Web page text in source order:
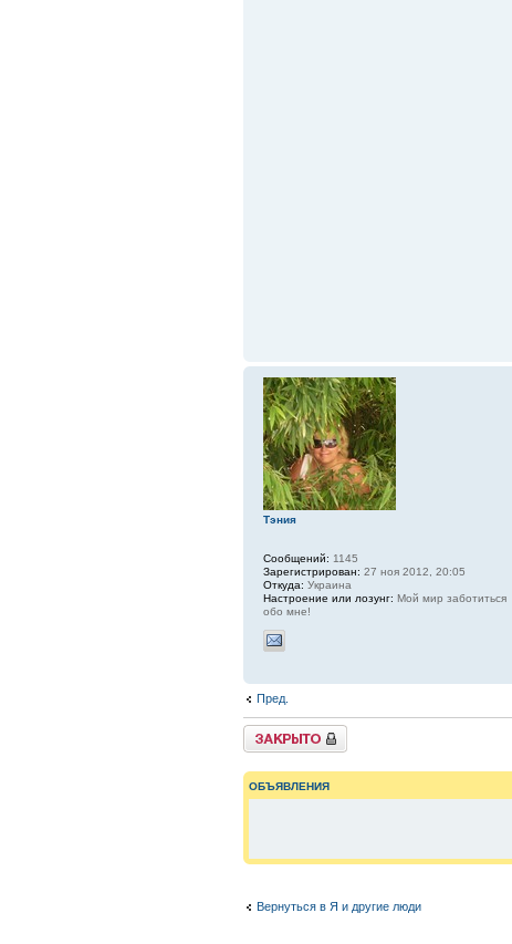
Тэния
Сообщений: 1145
Зарегистрирован: 27 ноя 2012, 20:05
Откуда: Украина
Настроение или лозунг: Мой мир заботиться
обо мне!
Пред.
{
TOPIC_LOCKED_SHORT
ОБЪЯВЛЕНИЯ
Вернуться в Я и другие люди